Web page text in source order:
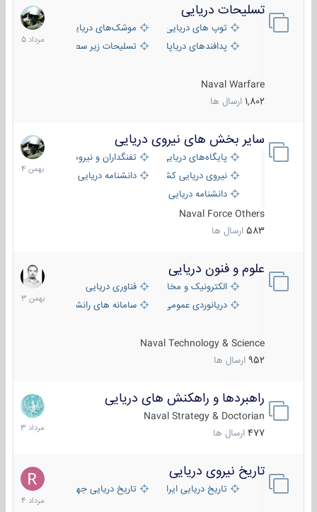
تسلیحات دریایی
توپ های دریایی
موشک‌های دریایی
پدافندهای دریاپایه
تسلیحات زیر سطحی
Naval Warfare
1,802 ارسال ها
2
مرداد
1405
سایر بخش های نیروی دریایی
پایگاه‌های دریایی
تفنگداران و نیروهای ویژه‌ی دریایی
نیروی دریایی کشورهای مختلفدانشنامه دریایی
دانشنامه دریایی کپی
Naval Force Others
583 ارسال ها
22
بهمن
1404
علوم و فنون دریایی
الکترونیک و مخابرات دریاییفناوری دریایی
دریانوردی عمومی
سامانه های رانشی دریایی
Naval Technology & Science
952 ارسال ها
6
بهمن
1403
راهبردها و راهکنش های دریایی
Naval Strategy & Doctorian
477 ارسال ها
2
مرداد
1403
تاریخ نیروی دریایی
تاریخ دریایی ایران تاریخ دریایی جهان
16
مرداد
1404